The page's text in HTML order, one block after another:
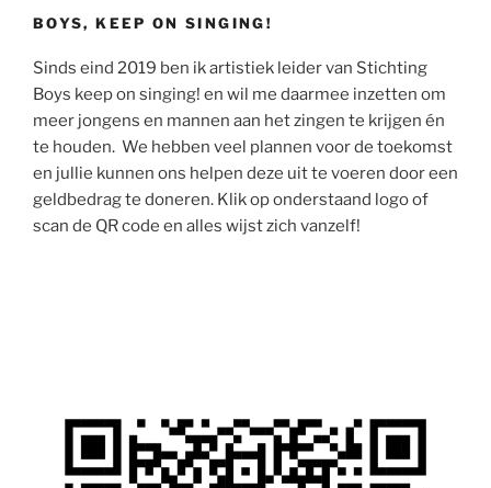
BOYS, KEEP ON SINGING!
Sinds eind 2019 ben ik artistiek leider van Stichting
Boys keep on singing! en wil me daarmee inzetten om
meer jongens en mannen aan het zingen te krijgen én
te houden. We hebben veel plannen voor de toekomst
en jullie kunnen ons helpen deze uit te voeren door een
geldbedrag te doneren. Klik op onderstaand logo of
scan de QR code en alles wijst zich vanzelf!